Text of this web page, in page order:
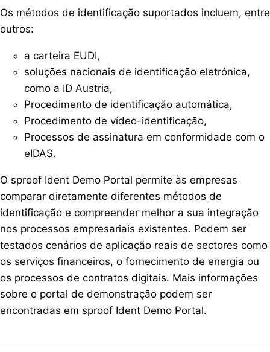
Os métodos de identificação suportados incluem, entre
outros:
a carteira EUDI,
soluções nacionais de identificação eletrónica,
como a ID Austria,
Procedimento de identificação automática,
Procedimento de vídeo-identificação,
Processos de assinatura em conformidade com o
eIDAS.
O sproof Ident Demo Portal permite às empresas
comparar diretamente diferentes métodos de
identificação e compreender melhor a sua integração
nos processos empresariais existentes. Podem ser
testados cenários de aplicação reais de sectores como
os serviços financeiros, o fornecimento de energia ou
os processos de contratos digitais. Mais informações
sobre o portal de demonstração podem ser
encontradas em sproof Ident Demo Portal.